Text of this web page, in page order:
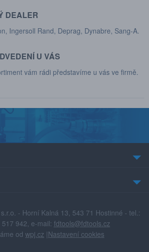
DEALER
Ingersoll Rand, Deprag, Dynabre, Sang-A.
U VÁS
vám rádi představíme u vás ve firmě.
- Horní Kalná 13, 543 71 Hostinné - tel.:
942, e-mail: fdtools@fdtools.cz
od wpj.cz |Nastavení cookies